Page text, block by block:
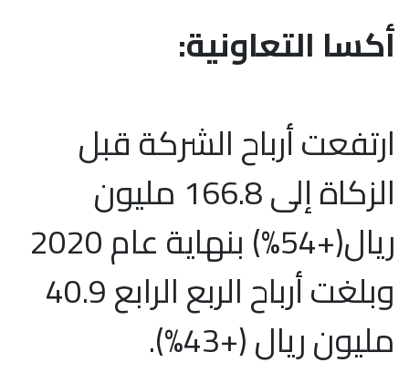
أكسا التعاونية:
ارتفعت أرباح الشركة قبل
الزكاة إلى 166.8 مليون
ريال(+54%) بنهاية عام 2020
وبلغت أرباح الربع الرابع 40.9
مليون ريال (+43%).